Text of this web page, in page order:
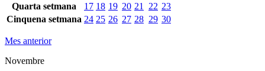
Quarta setmana
17 18 19 20 21 22 23
Cinquena setmana 24 25 26 27 28 29 30
Mes anterior
Novembre